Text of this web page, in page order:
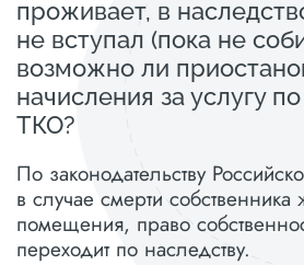
проживает, в
не вступал (пока не
возможно ли
начисления за услугу
ТКО?
По законодательству
в случае смерти собственника
помещения, право
переходит по наследству.